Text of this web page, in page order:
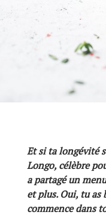
Et si ta longévité
Longo, célèbre
a partagé un
et plus. Oui, tu as
commence dans